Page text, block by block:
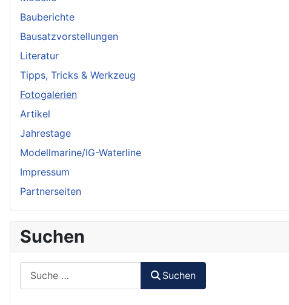
Bauberichte
Bausatzvorstellungen
Literatur
Tipps, Tricks & Werkzeug
Fotogalerien
Artikel
Jahrestage
Modellmarine/IG-Waterline
Impressum
Partnerseiten
Suchen
Suchen